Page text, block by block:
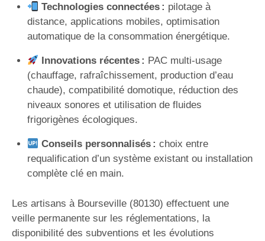
Technologies connectées : pilotage à
distance, applications mobiles, optimisation
automatique de la consommation énergétique.
Innovations récentes : PAC multi-usage
(chauffage, rafraîchissement, production d’eau
chaude), compatibilité domotique, réduction des
niveaux sonores et utilisation de fluides
frigorigènes écologiques.
Conseils personnalisés : choix entre
requalification d’un système existant ou installation
complète clé en main.
Les artisans à Bourseville (80130) effectuent une
veille permanente sur les réglementations, la
disponibilité des subventions et les évolutions